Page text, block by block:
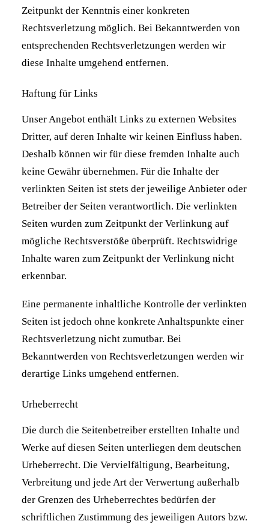
Zeitpunkt der Kenntnis einer konkreten
Rechtsverletzung möglich. Bei Bekanntwerden von
entsprechenden Rechtsverletzungen werden wir
diese Inhalte umgehend entfernen.
Haftung für Links
Unser Angebot enthält Links zu externen Websites
Dritter, auf deren Inhalte wir keinen Einfluss haben.
Deshalb können wir für diese fremden Inhalte auch
keine Gewähr übernehmen. Für die Inhalte der
verlinkten Seiten ist stets der jeweilige Anbieter oder
Betreiber der Seiten verantwortlich. Die verlinkten
Seiten wurden zum Zeitpunkt der Verlinkung auf
mögliche Rechtsverstöße überprüft. Rechtswidrige
Inhalte waren zum Zeitpunkt der Verlinkung nicht
erkennbar.
Eine permanente inhaltliche Kontrolle der verlinkten
Seiten ist jedoch ohne konkrete Anhaltspunkte einer
Rechtsverletzung nicht zumutbar. Bei
Bekanntwerden von Rechtsverletzungen werden wir
derartige Links umgehend entfernen.
Urheberrecht
Die durch die Seitenbetreiber erstellten Inhalte und
Werke auf diesen Seiten unterliegen dem deutschen
Urheberrecht. Die Vervielfältigung, Bearbeitung,
Verbreitung und jede Art der Verwertung außerhalb
der Grenzen des Urheberrechtes bedürfen der
schriftlichen Zustimmung des jeweiligen Autors bzw.